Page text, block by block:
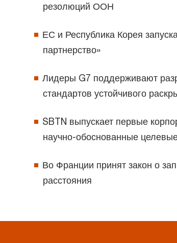
резолюций ООН
ЕС и Республика Корея
партнерство»
Лидеры G7 поддерживают
стандартов устойчивого
SBTN выпускает первые
научно-обоснованные
Во Франции принят закон о
расстояния